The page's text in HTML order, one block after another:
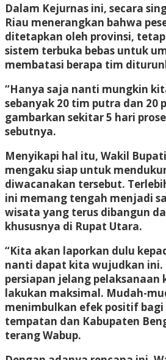
Dalam Kejurnas ini, secara
Riau menerangkan bahwa
ditetapkan oleh provinsi,
sistem terbuka bebas untuk
membatasi berapa tim
“Hanya saja nanti mungkin
sebanyak 20 tim putra dan 20
gambarkan sekitar 5 hari
sebutnya.
Menyikapi hal itu, Wakil
mengaku siap untuk
diwacanakan tersebut.
ini memang tengah menjadi
wisata yang terus dibangun
khususnya di Rupat Utara.
“Kita akan laporkan dulu
nanti dapat kita wujudkan ini.
persiapan jelang
lakukan maksimal. Mudah-
menimbulkan efek positif
tempatan dan Kabupaten
terang Wabup.